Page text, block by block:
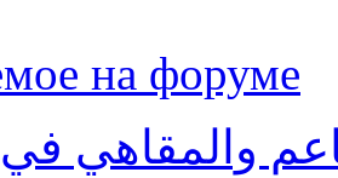
на форуме
والمقاهي